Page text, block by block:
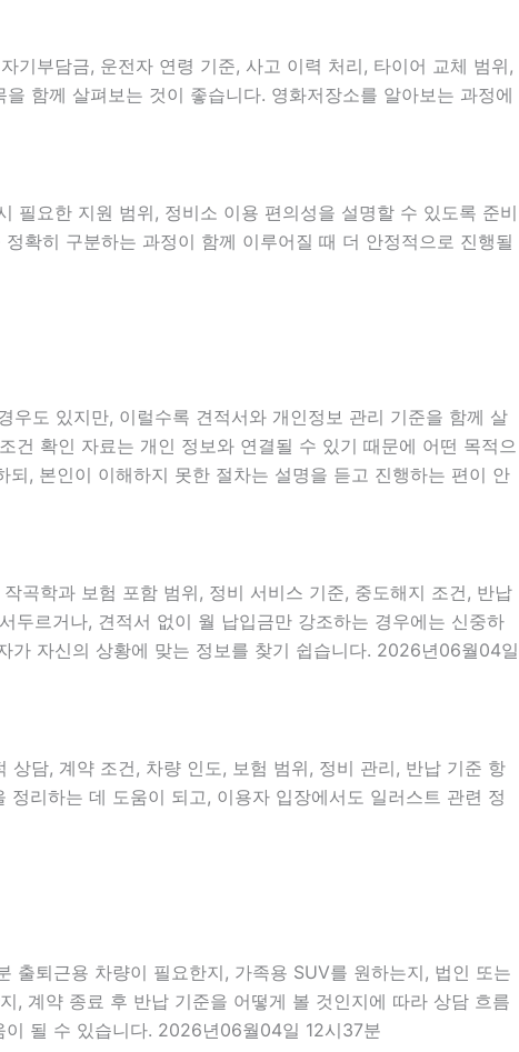
기부담금, 운전자 연령 기준, 사고 이력 처리, 타이어 교체 범위,
함께 살펴보는 것이 좋습니다. 영화저장소를 알아보는 과정에
요한 지원 범위, 정비소 이용 편의성을 설명할 수 있도록 준비
확히 구분하는 과정이 함께 이루어질 때 더 안정적으로 진행될
도 있지만, 이럴수록 견적서와 개인정보 관리 기준을 함께 살
확인 자료는 개인 정보와 연결될 수 있기 때문에 어떤 목적으
, 본인이 이해하지 못한 절차는 설명을 듣고 진행하는 편이 안
곡학과 보험 포함 범위, 정비 서비스 기준, 중도해지 조건, 반납
르거나, 견적서 없이 월 납입금만 강조하는 경우에는 신중하
자신의 상황에 맞는 정보를 찾기 쉽습니다. 2026년06월04일
상담, 계약 조건, 차량 인도, 보험 범위, 정비 관리, 반납 기준 항
리하는 데 도움이 되고, 이용자 입장에서도 일러스트 관련 정
퇴근용 차량이 필요한지, 가족용 SUV를 원하는지, 법인 또는
, 계약 종료 후 반납 기준을 어떻게 볼 것인지에 따라 상담 흐름
될 수 있습니다. 2026년06월04일 12시37분